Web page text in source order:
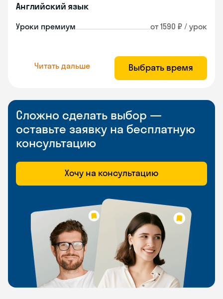
Английский язык
Уроки премиум от 1590 ₽ / урок
Читать дальше Выбрать время
Сложно сделать выбор —
оставьте заявку на бесплатную
консультацию
Хочу на консультацию